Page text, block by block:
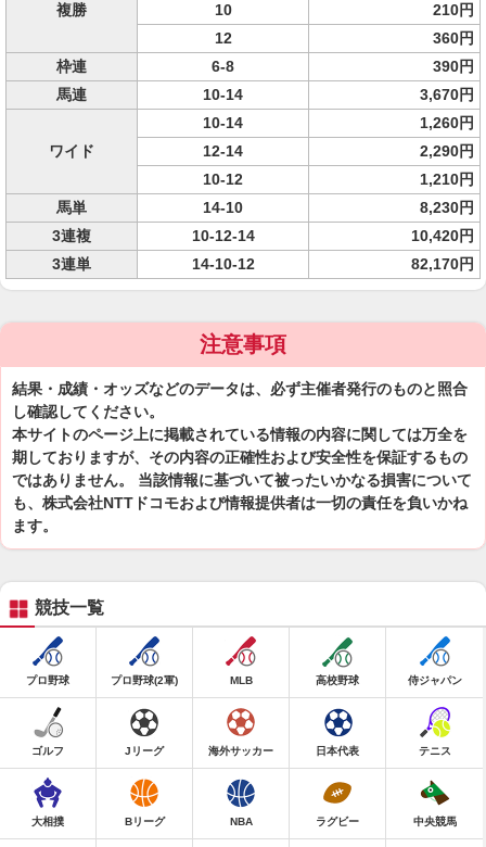
複勝
10
210円
12
360円
枠連
6-8
390円
馬連
10-14 3,670円
ワイド
10-14
1,260円
12-14
2,290円
10-12
1,210円
馬単
14-10
8,230円
3連複
10-12-14
10,420円
3連単
14-10-12 82,170円
注意事項
結果・成績・オッズなどのデータは、必ず主催者発行のものと照合
し確認してください。
本サイトのページ上に掲載されている情報の内容に関しては万全を
期しておりますが、その内容の正確性および安全性を保証するもの
ではありません。 当該情報に基づいて被ったいかなる損害について
も、株式会社NTTドコモおよび情報提供者は一切の責任を負いかね
ます。
競技一覧
プロ野球 プロ野球(2軍) MLB 高校野球 侍ジャパン
ゴルフ Jリーグ 海外サッカー 日本代表 テニス
大相撲 Bリーグ NBA ラグビー 中央競馬